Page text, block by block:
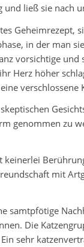
ließ sie nach
in der man
vorsichtige
Herz höher
genommen zu
mit
samtpfötige
Die
sehr